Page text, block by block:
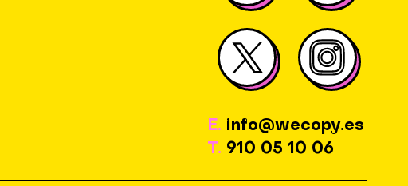
E. info@wecopy.es
T. 910 05 10 06